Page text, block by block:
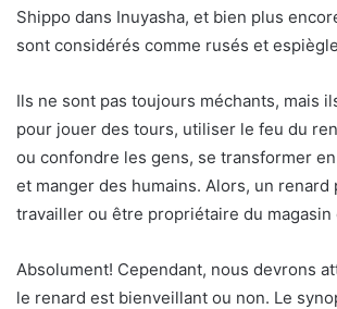
Shippo dans Inuyasha, et bien plus
sont considérés comme rusés et
Ils ne sont pas toujours méchants, mais
pour jouer des tours, utiliser le feu du
ou confondre les gens, se transformer
et manger des humains. Alors, un
travailler ou être propriétaire du magasin
Absolument! Cependant, nous devrons
le renard est bienveillant ou non. Le